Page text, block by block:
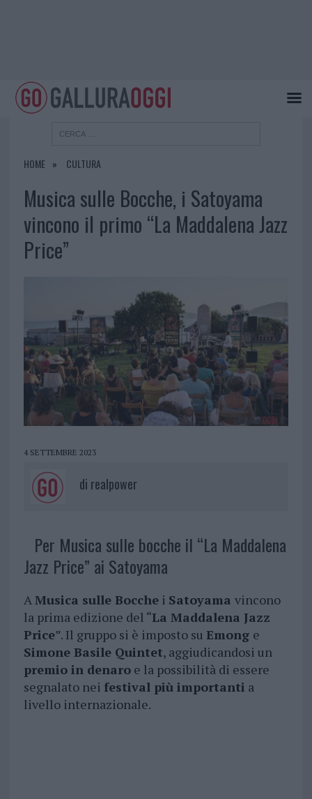
HOME CULTURA
Musica sulle Bocche, i Satoyama
vincono il primo “La Maddalena Jazz
Price”
4 SETTEMBRE 2023
di realpower
Per Musica sulle bocche il “La Maddalena
Jazz Price” ai Satoyama
AMusica sulle Bocchei Satoyama vincono
la prima edizione del “La Maddalena Jazz
Price”. Il gruppo si è imposto su Emong e
Simone Basile Quintet, aggiudicandosi un
premio in denaroe la possibilità di essere
segnalato nei festival più importanti a
livello internazionale.